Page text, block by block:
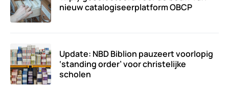
nieuw catalogiseerplatform OBCP
Update: NBD Biblion pauzeert voorlopig
‘standing order’ voor christelijke
scholen